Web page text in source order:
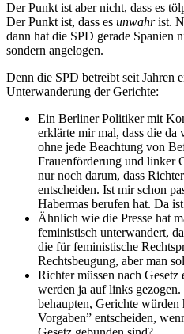
Der Punkt ist aber nicht, dass es
Der Punkt ist, dass es unwahrist.
dann hat die SPD gerade Spanien
sondern angelogen.
Denn die SPD betreibt seit Jahren
Unterwanderung der Gerichte:
Ein Berliner Politiker mit
erklärte mir mal, dass die
ohne jede Beachtung von
Frauenförderung und linker
nur noch darum, dass
entscheiden. Ist mir schon
Habermas berufen hat. Da
Ähnlich wie die Presse hat
feministisch unterwandert,
die für feministische
Rechtsbeugung, aber man
Richter müssen nach Gesetz
werden ja auf links
behaupten, Gerichte
Vorgaben” entscheiden,